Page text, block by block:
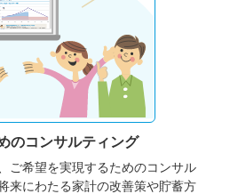
のコンサルティング
ご希望を実現するためのコンサル
来にわたる家計の改善策や貯蓄方